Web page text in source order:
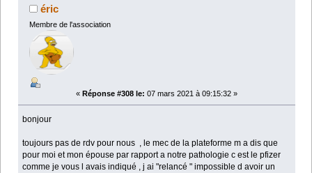
éric
Membre de l'association
« Réponse #308 le: 07 mars 2021 à 09:15:32 »
bonjour
toujours pas de rdv pour nous , le mec de la plateforme m a dis que
pour moi et mon épouse par rapport a notre pathologie c est le pfizer
comme je vous l avais indiqué , j ai "relancé " impossible d avoir un